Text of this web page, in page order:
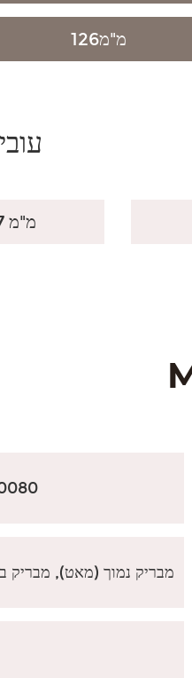
126מ"מ
7 מ"מ
מבריק נמוך (מאט), מבריק